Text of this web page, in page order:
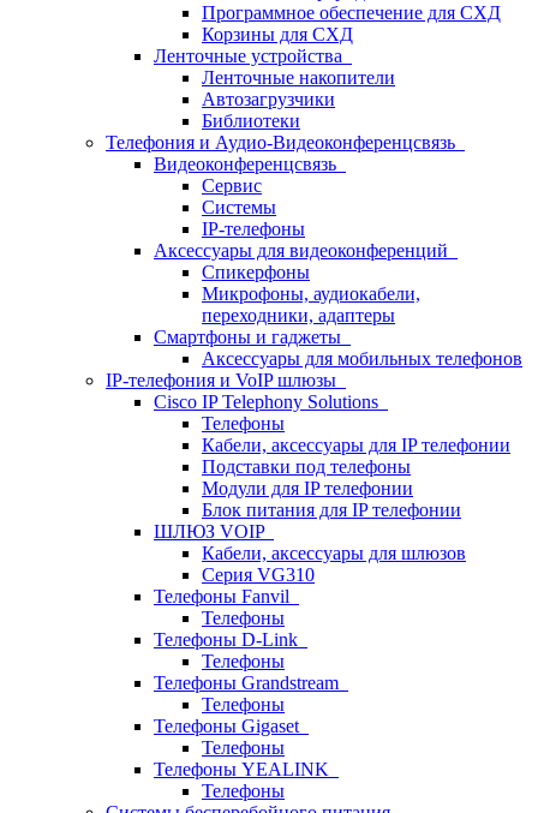
Программное обеспечение для СХД
Корзины для СХД
Ленточные устройства
Ленточные накопители
Автозагрузчики
Библиотеки
Телефония и Аудио-Видеоконференцсвязь
Видеоконференцсвязь
Сервис
Системы
IP-телефоны
Аксессуары для видеоконференций
Спикерфоны
Микрофоны, аудиокабели,
переходники, адаптеры
Смартфоны и гаджеты
Аксессуары для мобильных телефонов
IP-телефония и VoIP шлюзы
Cisco IP Telephony Solutions
Телефоны
Кабели, аксессуары для IP телефонии
Подставки под телефоны
Модули для IP телефонии
Блок питания для IP телефонии
ШЛЮЗ VOIP
Кабели, аксессуары для шлюзов
Серия VG310
Телефоны Fanvil
Телефоны
Телефоны D-Link
Телефоны
Телефоны Grandstream
Телефоны
Телефоны Gigaset
Телефоны
Телефоны YEALINK
Телефоны